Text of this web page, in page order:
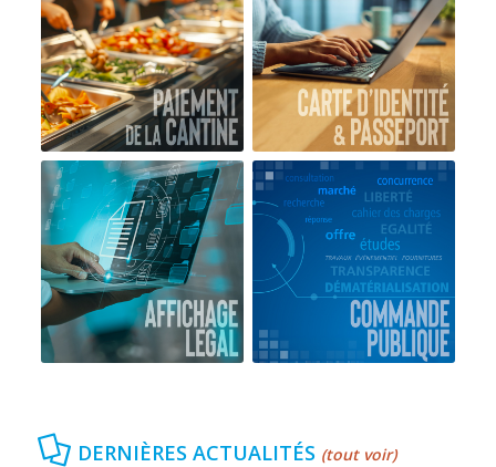
DERNIÈRES ACTUALITÉS (tout voir)